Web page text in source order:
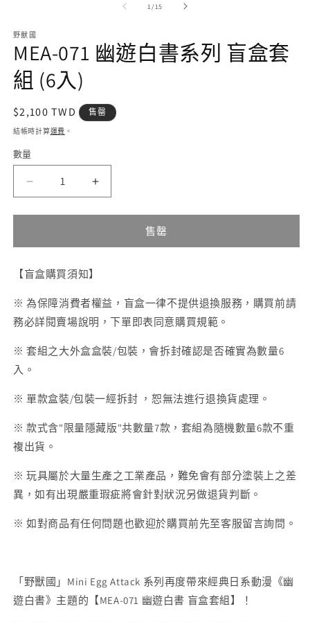
窗
中
啟
多
媒
體
檔
1
1 //15
野獸國
MEA-071 幽遊白書系列 盲盒套
組 (6入)
定
價
$2,100 TWD 售罄
結帳時計算運費 。
數量
071
書
列
盲
盒
(6
數
量
減
少
MEA-
071
列
盲
盒
(6
數
增
加
售罄
【盲盒購買須知】
※ 為保障消費者權益，盲盒一律不提供退換服務，購買前請
務必詳閱賣場說明，下單即表同意購買規範。
※ 套組之大外盒盒裝/包裝，會拆封確認是否確實為數量6
入。
※ 單款盒裝/包裝一經拆封 ，恕無法進行退換貨處理。
※ 款式含"限量隱藏版"共數量7款，套組為隨機數量6款不重
複出貨。
※ 玩具屬於大量生產之工業產品，難免會有部分塗裝上之差
異，如有出現嚴重瑕疵將會針對狀況另做退貨判斷。
※ 如對商品有任何問題也歡迎於購買前先至客服留言詢問。
「野獸國」Mini Egg Attack 系列再度帶來經典日系動漫《幽
遊白書》主題的【MEA-071 幽遊白書 盲盒套組】！